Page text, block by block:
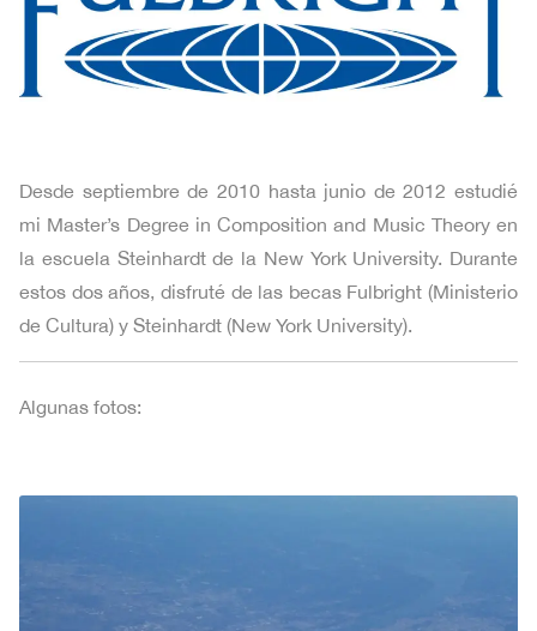
Desde septiembre de 2010 hasta junio de 2012 estudié
mi Master’s Degree in Composition and Music Theory en
la escuela Steinhardt de la New York University. Durante
estos dos años, disfruté de las becas Fulbright (Ministerio
de Cultura) y Steinhardt (New York University).
Algunas fotos: